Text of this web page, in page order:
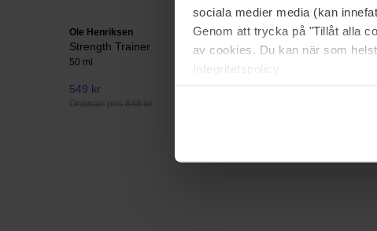
sociala medier media (kan
Genom att trycka på "Tillåt alla
av cookies. Du kan när som
Integritetspolicy.
Ole Henriksen
Strength Trainer
50 ml
549 kr
Ordinær pris 848 kr
The Ordinary
Matrixyl 10%